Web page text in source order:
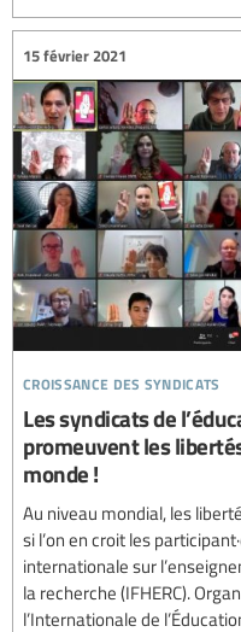
croissance des syndicats
15 février 2021
Les syndicats de
promeuvent les
monde !
Au niveau mondial, les
si l’on en croit les
internationale sur
la recherche (IFHERC).
l’Internationale de